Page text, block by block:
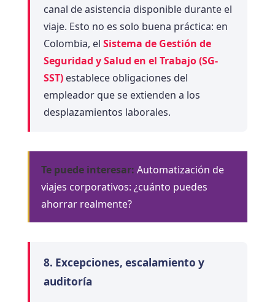
canal de asistencia disponible durante el
viaje. Esto no es solo buena práctica: en
Colombia, el Sistema de Gestión de
Seguridad y Salud en el Trabajo (SG-
SST) establece obligaciones del
empleador que se extienden a los
desplazamientos laborales.
Te puede interesar: Automatización de
viajes corporativos: ¿cuánto puedes
ahorrar realmente?
8. Excepciones, escalamiento y
auditoría